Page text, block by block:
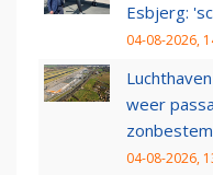
Esbjerg:
04-08-2026,
weer
04-08-2026,